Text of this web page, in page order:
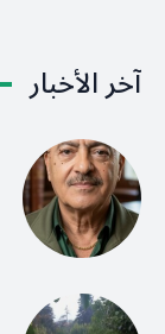
آخر الأخبار